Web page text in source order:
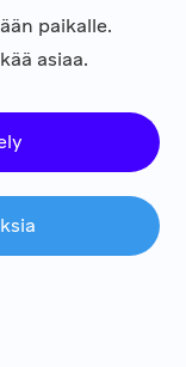
paikalle.
asiaa.